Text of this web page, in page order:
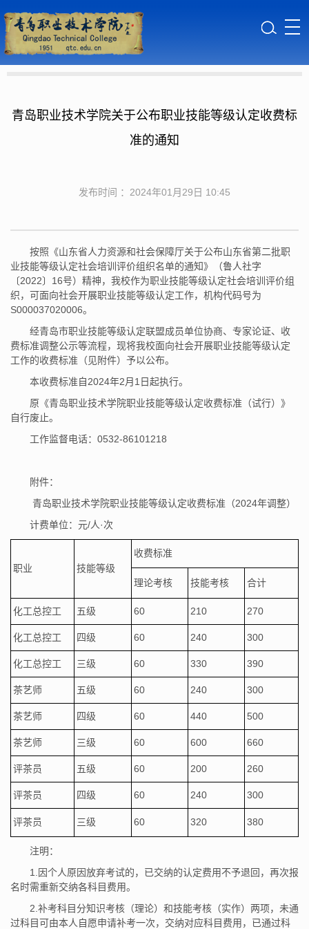
青岛职业技术学院关于公布职业技能等级认定收费标
准的通知
发布时间 ：2024年01月29日 10:45
按照《山东省人力资源和社会保障厅关于公布山东省第二批职
业技能等级认定社会培训评价组织名单的通知》（鲁人社字
〔2022〕16号）精神，我校作为职业技能等级认定社会培训评价组
织，可面向社会开展职业技能等级认定工作，机构代码号为
S000037020006。
经青岛市职业技能等级认定联盟成员单位协商、专家论证、收
费标准调整公示等流程，现将我校面向社会开展职业技能等级认定
工作的收费标准（见附件）予以公布。
本收费标准自2024年2月1日起执行。
原《青岛职业技术学院职业技能等级认定收费标准（试行）》
自行废止。
工作监督电话：0532-86101218
附件：
青岛职业技术学院职业技能等级认定收费标准（2024年调整）
计费单位：元/人·次
职业 技能等级
收费标准
理论考核 技能考核 合计
化工总控工 五级 60 210 270
化工总控工 四级 60 240 300
化工总控工 三级 60 330 390
茶艺师 五级 60 240 300
茶艺师 四级 60 440 500
茶艺师 三级 60 600 660
评茶员 五级 60 200 260
评茶员 四级 60 240 300
评茶员 三级 60 320 380
注明：
1.因个人原因放弃考试的，已交纳的认定费用不予退回，再次报
名时需重新交纳各科目费用。
2.补考科目分知识考核（理论）和技能考核（实作）两项，未通
过科目可由本人自愿申请补考一次，交纳对应科目费用，已通过科